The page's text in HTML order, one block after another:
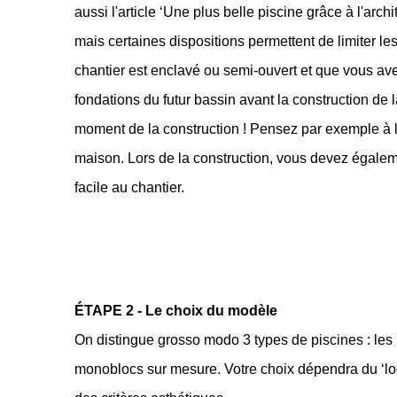
aussi l'article ‘Une plus belle piscine grâce à
mais certaines dispositions permettent de limiter
chantier est enclavé ou semi-ouvert et que vous
fondations du futur bassin avant la construction
moment de la construction ! Pensez par exemple
maison. Lors de la construction, vous devez
facile au chantier.
ÉTAPE 2 - Le choix du modèle
On distingue grosso modo 3 types de piscines :
monoblocs sur mesure. Votre choix dépendra du